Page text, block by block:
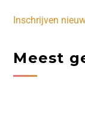
Inschrijven
Meest